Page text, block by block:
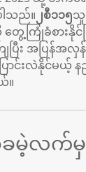
ါသည်။ ၂စီ၁၁၅သူ
တွေ့ကြုံခံစားနို
ပြီး အပြန်အ
ောင်းလဲနိုင်မ
။
မဲ့လ